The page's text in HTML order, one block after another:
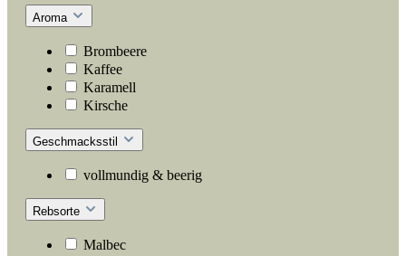
Aroma
Brombeere
Kaffee
Karamell
Kirsche
Geschmacksstil
vollmundig & beerig
Rebsorte
Malbec